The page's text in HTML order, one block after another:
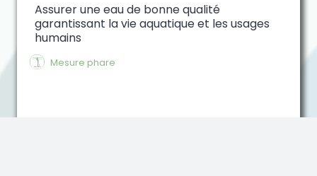
Assurer une eau de bonne qualité
garantissant la vie aquatique et les usages
humains
$ Mesure phare